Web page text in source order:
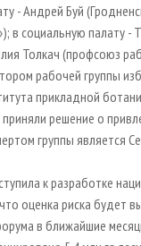
- Андрей Буй
в социальную палату -
Толкач (профсоюз
рабочей группы
прикладной
решение о
группы является
к разработке
оценка риска будет
в ближайшие